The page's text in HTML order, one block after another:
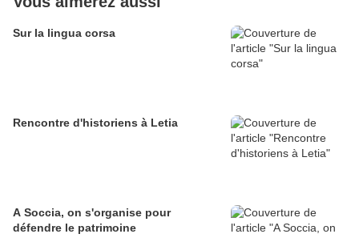
Sur la lingua corsa
Rencontre d'historiens à Letia
A Soccia, on s'organise pour
défendre le patrimoine